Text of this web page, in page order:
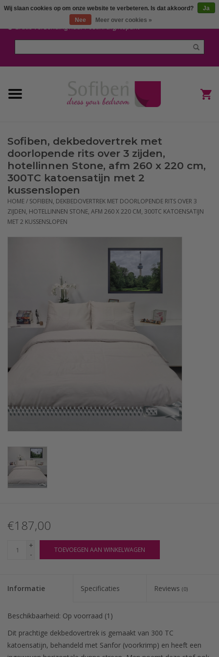
Gratis verzending naar Post.nl afgiftepunt
Mijn account / Registreren
Dekbedovertrekken
(Hoes) Laken en Lakensets
Sofiben Outlet
Sofiben BLOG
Sofiben, dekbedovertrek met
doorlopende rits over 3 zijden,
hotellinnen Stone, afm 260 x 220 cm,
300TC katoensatijn met 2
kussenslopen
HOME/ SOFIBEN, DEKBEDOVERTREK MET DOORLOPENDE RITS OVER 3
ZIJDEN, HOTELLINNEN STONE, AFM 260 X 220 CM, 300TC KATOENSATIJN
MET 2 KUSSENSLOPEN
€187,00
+
-
TOEVOEGEN AAN WINKELWAGEN
Informatie Specificaties Reviews (0)
Beschikbaarheid: Op voorraad (1)
Dit prachtige dekbedovertrek is gemaakt van 300 TC
katoensatijn, behandeld met Sanfor (voorkrimp) en heeft een
Wij slaan cookies op om onze website te verbeteren. Is dat akkoord?
Ja
Nee
Meer over cookies »